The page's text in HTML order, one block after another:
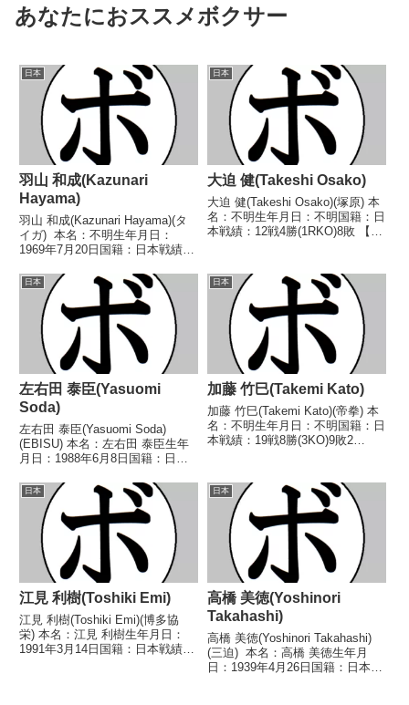
あなたにおススメボクサー
日本
羽山 和成(Kazunari
Hayama)
羽山 和成(Kazunari Hayama)(タ
イガ) 本名：不明生年月日：
1969年7月20日国籍：日本戦績：
トル】なし 【戦歴】
1991/08/20 ○2RKO 岩井 芳幸
(尼崎)1991/0...
日本
大迫 健(Takeshi Osako)
大迫 健(Takeshi Osako)(塚原) 本
名：不明生年月日：不明国籍：日
本戦績：12戦4勝(1RKO)8敗 【獲
1965/02/23 ○4R判定 (採点不
明) 富安 利夫(大...
日本
左右田 泰臣(Yasuomi
Soda)
左右田 泰臣(Yasuomi Soda)
(EBISU) 本名：左右田 泰臣生年
月日：1988年6月8日国籍：日本
分 【獲得タイトル】第44代日本
スーパーウェルター級王座 【戦
歴】2022/06/10 ○2R...
日本
加藤 竹巳(Takemi Kato)
加藤 竹巳(Takemi Kato)(帝拳) 本
名：不明生年月日：不明国籍：日
本戦績：19戦8勝(3KO)9敗2
歴】1967/03/02 ●4R判定 (採点
不明) 宮田 勲(リキ...
日本
江見 利樹(Toshiki Emi)
江見 利樹(Toshiki Emi)(博多協
栄) 本名：江見 利樹生年月日：
1991年3月14日国籍：日本戦績：
日本
高橋 美徳(Yoshinori
Takahashi)
高橋 美徳(Yoshinori Takahashi)
(三迫) 本名：高橋 美徳生年月
日：1939年4月26日国籍：日本戦